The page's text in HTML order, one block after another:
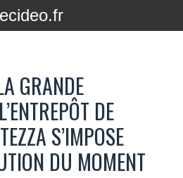
GRANDE
DE
S’IMPOSE
DU MOMENT